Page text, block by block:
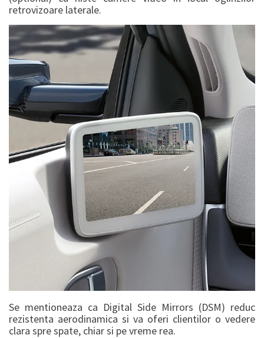
retrovizoare laterale.
Se mentioneaza ca Digital Side Mirrors (DSM) reduc
rezistenta aerodinamica si va oferi clientilor o vedere
clara spre spate, chiar si pe vreme rea.